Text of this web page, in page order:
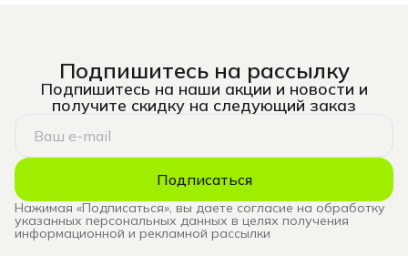
Подпишитесь на рассылку
Подпишитесь на наши акции и новости и
получите скидку на следующий заказ
Подписаться
Нажимая «Подписаться», вы даете согласие на обработку
указанных персональных данных в целях получения
информационной и рекламной рассылки